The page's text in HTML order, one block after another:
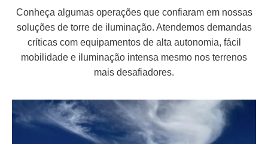
Conheça algumas operações que confiaram em nossas
soluções de torre de iluminação. Atendemos demandas
críticas com equipamentos de alta autonomia, fácil
mobilidade e iluminação intensa mesmo nos terrenos
mais desafiadores.